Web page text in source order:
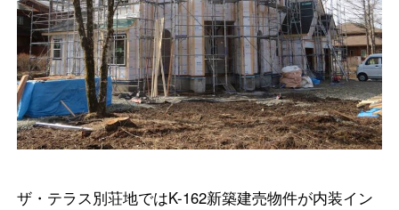
ザ・テラス別荘地ではK-162新築建売物件が内装イン